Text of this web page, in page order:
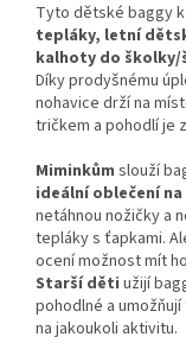
Tyto dětské baggy
tepláky, letní
kalhoty do školky/
Díky prodyšnému
nohavice drží na
tričkem a pohodlí je
Miminkům slouží
ideální oblečení
netáhnou nožičky a
tepláky s ťapkami.
ocení možnost mít
Starší děti užijí
pohodlné a
na jakoukoli aktivitu.